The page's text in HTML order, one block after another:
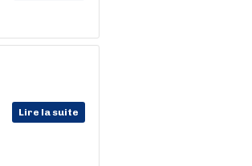
Lire la suite